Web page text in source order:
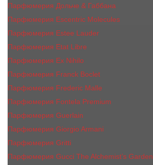
Парфюмерия Дольче & Габбана
Парфюмерия Escentric Molecules
Парфюмерия Estee Lаudеr
Парфюмерия Etat Libre
Парфюмерия Ex Nihilo
Парфюмерия Franck Boclet
Парфюмерия Frеderic Mаlle
Парфюмерия Fontela Premium
Парфюмерия Guerlain
Парфюмерия Giorgio Armani
Парфюмерия Gritti
Парфюмерия Gucci The Alchemist’s Garden.